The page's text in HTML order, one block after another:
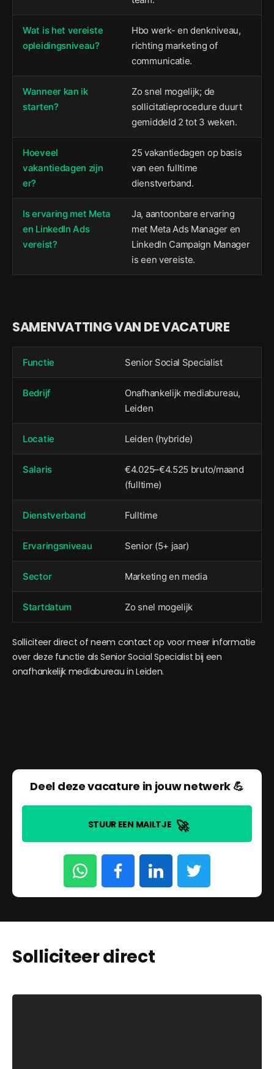
Wat is het vereiste
opleidingsniveau?
Hbo werk- en denkniveau,
richting marketing of
communicatie.
Wanneer kan ik
starten?
Zo snel mogelijk; de
sollicitatieprocedure duurt
gemiddeld 2 tot 3 weken.
Hoeveel
vakantiedagen zijn
er?
25 vakantiedagen op basis
van een fulltime
dienstverband.
Is ervaring met Meta
en LinkedIn Ads
vereist?
Ja, aantoonbare ervaring
met Meta Ads Manager en
LinkedIn Campaign Manager
is een vereiste.
SAMENVATTING VAN DE VACATURE
Functie Senior Social Specialist
Bedrijf
Onafhankelijk mediabureau,
Leiden
Locatie Leiden (hybride)
Salaris
€4.025–€4.525 bruto/maand
(fulltime)
Dienstverband Fulltime
Ervaringsniveau Senior (5+ jaar)
Sector Marketing en media
Startdatum Zo snel mogelijk
Solliciteer direct of neem contact op voor meer informatie
over deze functie als Senior Social Specialist bij een
onafhankelijk mediabureau in Leiden.
Deel deze vacature in jouw netwerk 💪
STUUR EEN MAILTJE 🚀
Solliciteer direct